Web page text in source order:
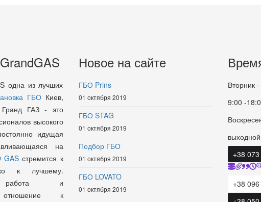
одна из лучших
ГБОКиев,
Гранд ГАЗ - это
высокого
идущая
на
GAS стремится к
к лучшему.
работа и
отношение к
Новое на сайте
ГБО Prins
01 октября 2019
ГБО STAG
01 октября 2019
Подбор ГБО
01 октября 2019
ГБО LOVATO
01 октября 2019
Вторник
9:00 -
+38
+38